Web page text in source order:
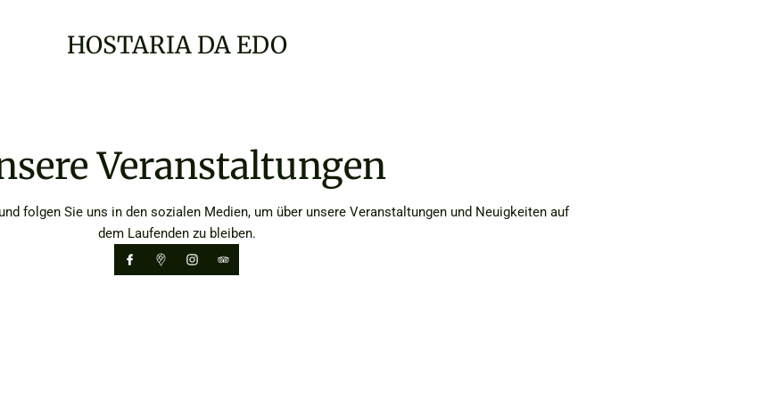
HOSTARIA DA EDO
Veranstaltungen
folgen Sie uns in den sozialen Medien, um über unsere Veranstaltungen und Neuigkeiten auf
dem Laufenden zu bleiben.